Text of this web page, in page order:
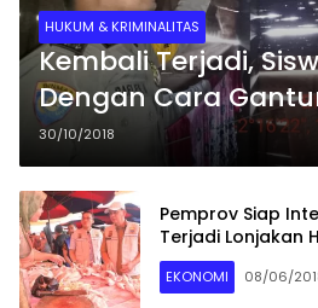
HUKUM & KRIMINALITAS
Kembali Terjadi,
Dengan Cara
Kabupaten
30/10/2018
Pemprov Siap
Terjadi Lonjakan
EKONOMI 08/06/